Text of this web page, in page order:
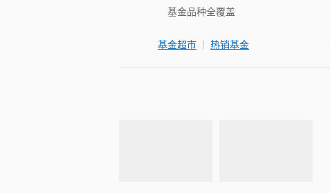
基金品种全覆盖
基金超市 | 热销基金